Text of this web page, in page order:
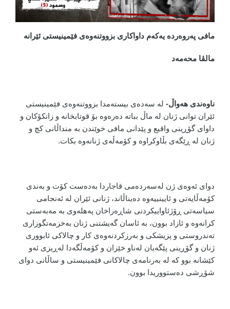
مافی پەروەردە یەکەم داواکاری بزووتنەوەی فێمینیستی ئێرانە
مالڤا محەمەد
ناوەندی هەواڵ- لە سەدەی بیستەمدا بزووتنەوەی فێمینیستی
ئێران توانی ژنان لە ماڵ بباتە دەرەوە بۆ قوتابخانە و زانکۆکان و
داوای گۆڕینی واقیع و پێدانی مافی خوێندن بە منداڵانی کچ و
ژنان لە ڕێگەی بڵاوکراوە و کۆمەڵەی ژنانەوە بکات.
دوای ئەوەی ژن لەسەردەمی قاجاردا بەدەست کۆت و بەندی
کۆمەڵایەتی و ئایینییەوە دەیناڵاند، ژنانی ئێران لە ئەنجامی
سیاسەتی ڕۆژئاواییکردنی شاڕەزاخان پەهلەوی بە مەبەستی
کرانەوە و ئازاد بوون، بە ئاسان گەیشتنی ژنان بەخزمەتگوزاری
تەندروستی و پزیشکی و بەرزکردنەوەی کار و چالاکی ئابووری
ژنان و گۆڕینی پێگەیان لەناو خێزان و کۆمەڵگەدا لەڕیزی ئەو
کێشانە بوو کە لە بەرنامەی چالاکانی فێمینیستی و ساڵانی دوای
شۆڕشی دەستووریدا بوون.